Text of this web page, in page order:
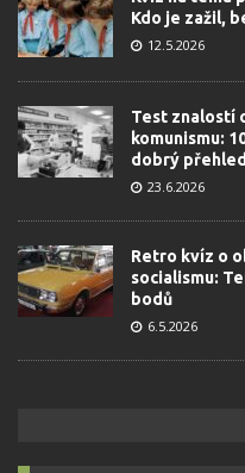
Kdo je zažil,
12.5.2026
Test znalostí
komunismu:
dobrý přehled
23.6.2026
Retro kvíz o
socialismu:
bodů
6.5.2026